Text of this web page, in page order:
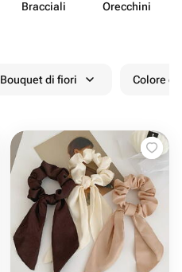
Bracciali Orecchini
Bouquet di fiori Colore